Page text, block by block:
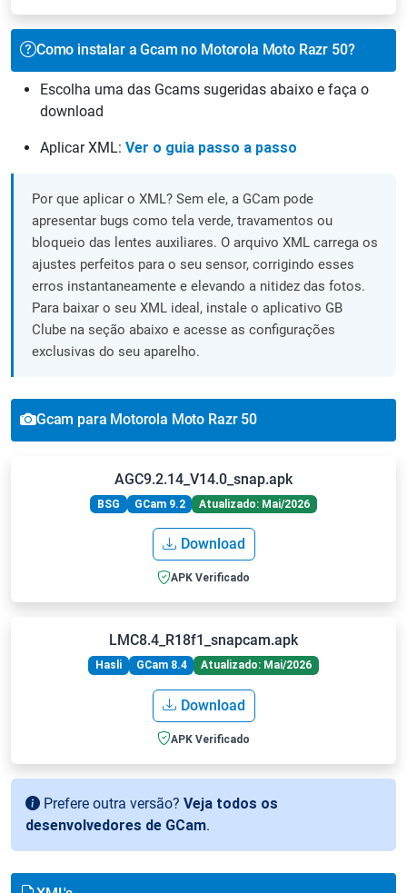
Como instalar a Gcam no Motorola Moto Razr 50?
Escolha uma das Gcams sugeridas abaixo e faça o
download
Aplicar XML: Ver o guia passo a passo
Por que aplicar o XML? Sem ele, a GCam pode
apresentar bugs como tela verde, travamentos ou
bloqueio das lentes auxiliares. O arquivo XML carrega os
ajustes perfeitos para o seu sensor, corrigindo esses
erros instantaneamente e elevando a nitidez das fotos.
Para baixar o seu XML ideal, instale o aplicativo GB
Clube na seção abaixo e acesse as configurações
exclusivas do seu aparelho.
Gcam para Motorola Moto Razr 50
AGC9.2.14_V14.0_snap.apk
BSG GCam 9.2 Atualizado: Mai/2026
Download
APK Verificado
LMC8.4_R18f1_snapcam.apk
Hasli GCam 8.4 Atualizado: Mai/2026
Download
APK Verificado
Prefere outra versão? Veja todos os
desenvolvedores de GCam.